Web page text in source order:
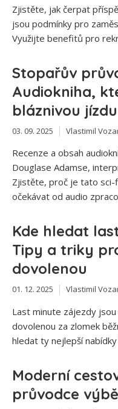
Zjistěte, jak čerpat
jsou podmínky pro
Využijte benefitů pro
Stopařův
Audiokniha,
bláznivou
03. 09. 2025 Vlastimil
Recenze a obsah
Douglase Adamse,
Zjistěte, proč je tato sci-
očekávat od audio
Kde hledat
Tipy a triky
dovolenou
01. 12. 2025 Vlastimil
Last minute zájezdy
dovolenou za zlomek
hledat ty nejlepší
Moderní
průvodce